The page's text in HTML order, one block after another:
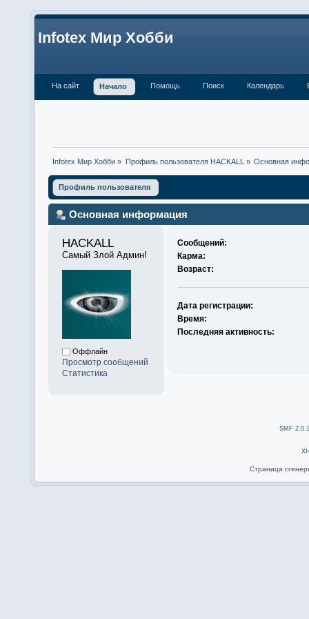
Infotex Мир Хобби
На сайт Начало Помощь Поиск Календарь
Infotex Мир Хобби » Профиль пользователя HACKALL » Основная
Профиль пользователя
Основная информация
HACKALL
Самый Злой Админ!
Оффлайн
Просмотр сообщений
Статистика
Сообщений:
Карма:
Возраст:
Дата регистрации:
Время:
Последняя активность:
SMF
Страница